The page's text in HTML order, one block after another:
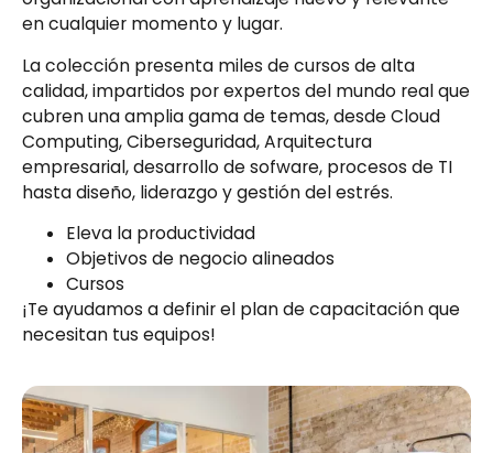
en cualquier momento y lugar.
La colección presenta miles de cursos de alta
calidad, impartidos por expertos del mundo real que
cubren una amplia gama de temas, desde Cloud
Computing, Ciberseguridad, Arquitectura
empresarial, desarrollo de sofware, procesos de TI
hasta diseño, liderazgo y gestión del estrés.
Eleva la productividad
Objetivos de negocio alineados
Cursos
¡Te ayudamos a definir el plan de capacitación que
necesitan tus equipos!